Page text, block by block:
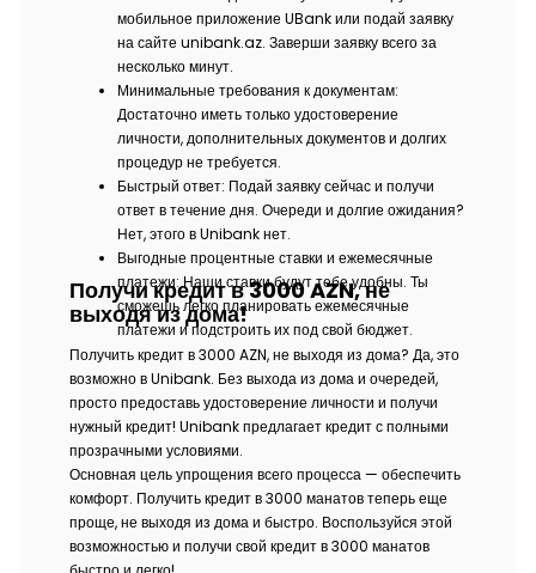
мобильное приложение UBank или подай заявку
на сайте unibank.az. Заверши заявку всего за
несколько минут.
Минимальные требования к документам:
Достаточно иметь только удостоверение
личности, дополнительных документов и долгих
процедур не требуется.
Быстрый ответ: Подай заявку сейчас и получи
ответ в течение дня. Очереди и долгие ожидания?
Нет, этого в Unibank нет.
Выгодные процентные ставки и ежемесячные
платежи: Наши ставки будут тебе удобны. Ты
сможешь легко планировать ежемесячные
платежи и подстроить их под свой бюджет.
Получи кредит в 3000 AZN, не
выходя из дома!
Получить кредит в 3000 AZN, не выходя из дома? Да, это
возможно в Unibank. Без выхода из дома и очередей,
просто предоставь удостоверение личности и получи
нужный кредит! Unibank предлагает кредит с полными
прозрачными условиями.
Основная цель упрощения всего процесса — обеспечить
комфорт. Получить кредит в 3000 манатов теперь еще
проще, не выходя из дома и быстро. Воспользуйся этой
возможностью и получи свой кредит в 3000 манатов